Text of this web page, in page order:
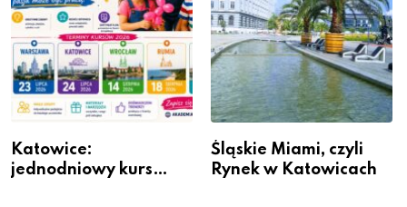
Katowice:
jednodniowy kurs
Śląskie Miami, czyli
Rynek w Katowicach